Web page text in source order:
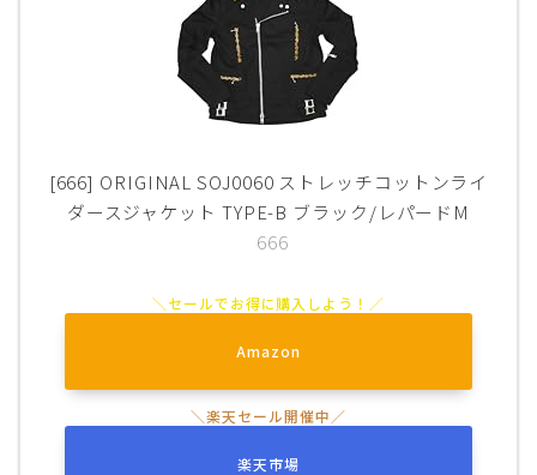
[666] ORIGINAL SOJ0060 ストレッチコットンライ
ダースジャケット TYPE-B ブラック/レパードM
666
Amazon
楽天市場